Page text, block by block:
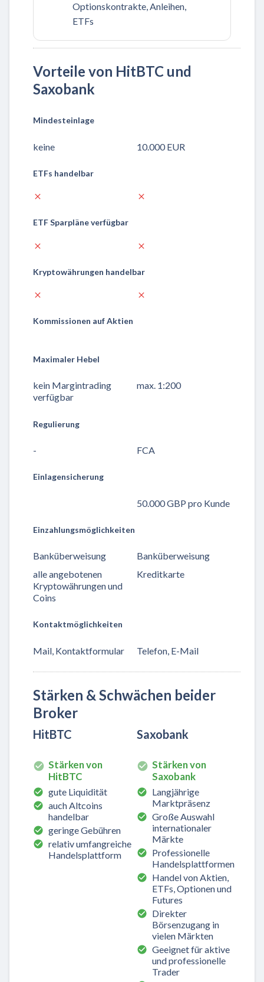
Optionskontrakte, Anleihen,
ETFs
Vorteile von HitBTC und
Saxobank
Mindesteinlage
keine 10.000 EUR
ETFs handelbar
ETF Sparpläne verfügbar
Kryptowährungen handelbar
Kommissionen auf Aktien
Maximaler Hebel
kein Margintrading
verfügbar
max. 1:200
Regulierung
- FCA
Einlagensicherung
50.000 GBP pro Kunde
Einzahlungsmöglichkeiten
Banküberweisung
alle angebotenen
Kryptowährungen und
Coins
Banküberweisung
Kreditkarte
Kontaktmöglichkeiten
Mail, Kontaktformular Telefon, E-Mail
Stärken & Schwächen beider
Broker
HitBTC Saxobank
Stärken von
HitBTC
gute Liquidität
auch Altcoins
handelbar
geringe Gebühren
relativ umfangreiche
Handelsplattform
Stärken von
Saxobank
Langjährige
Marktpräsenz
Große Auswahl
internationaler
Märkte
Professionelle
Handelsplattformen
Handel von Aktien,
ETFs, Optionen und
Futures
Direkter
Börsenzugang in
vielen Märkten
Geeignet für aktive
und professionelle
Trader